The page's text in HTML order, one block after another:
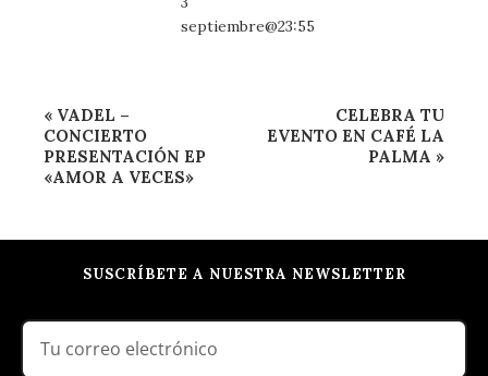
septiembre@23:55
Navegación
del
Evento
« VADEL –
CONCIERTO
PRESENTACIÓN EP
«AMOR A VECES»
CELEBRA TU
EVENTO EN CAFÉ LA
PALMA »
SUSCRÍBETE A NUESTRA NEWSLETTER